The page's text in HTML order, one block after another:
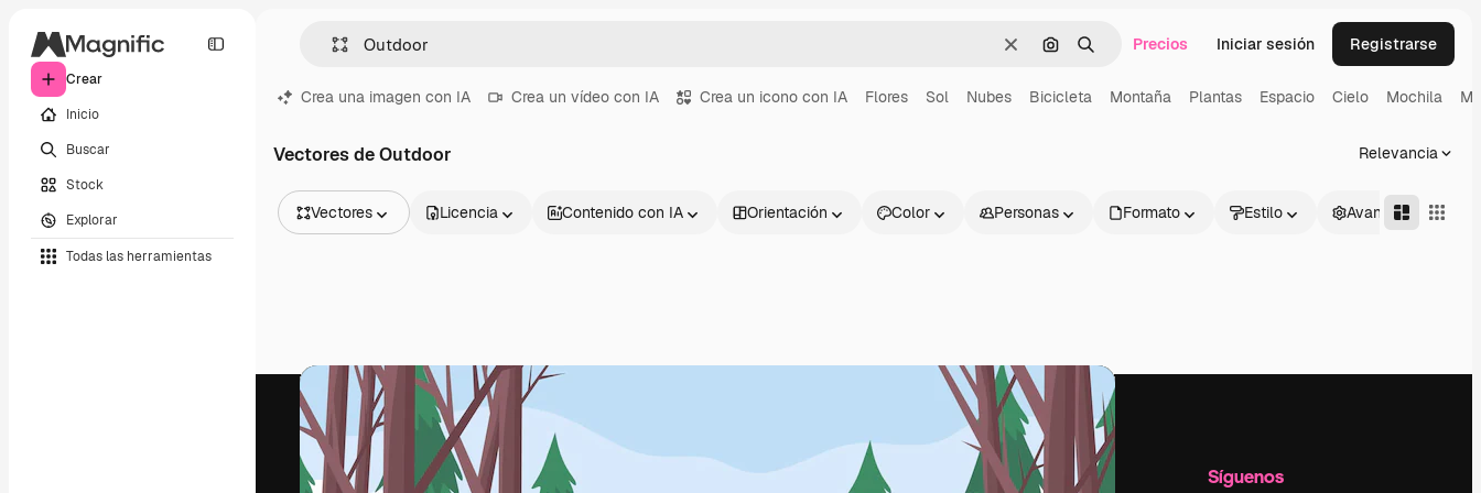
Crear
Inicio
Buscar
Stock
Explorar
Todas las herramientas
BorrarBuscar por imagen
BuscarPrecios Iniciar sesión Registrarse
Crea una imagen con IA Crea un vídeo con IA Crea un icono con IA Flores Sol Nubes Bicicleta Montaña Plantas Espacio Cielo Mochila
Vectores de Outdoor Relevancia
Vectores
Vídeos
Clips de vídeo
Motion graphics
Plantillas de vídeos
Iconos
Modelos 3D
Fuentes
Licencia Contenido con IA Orientación Color Personas Formato Estilo Avanzado
Productos Información útil Empresa Síguenos